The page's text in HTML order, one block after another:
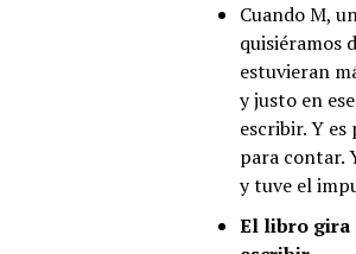
Cuando M,
quisiéramos
estuvieran
y justo en
escribir. Y es
para contar.
y tuve el
El libro gira